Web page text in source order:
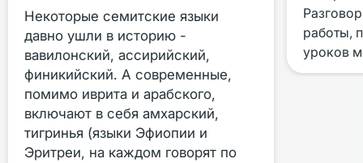
Некоторые семитские языки
давно ушли в историю -
вавилонский, ассирийский,
финикийский. А современные,
помимо иврита и арабского,
включают в себя амхарский,
тигринья (языки Эфиопии и
Эритреи, на каждом говорят по
работы,
уроков